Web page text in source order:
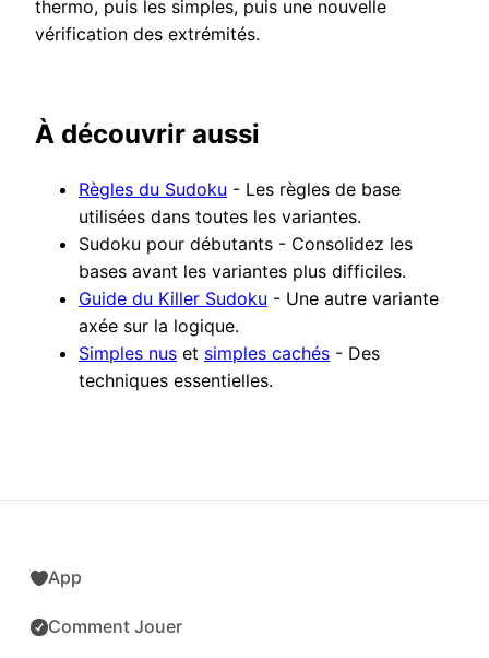
thermo, puis les simples, puis une nouvelle
vérification des extrémités.
À découvrir aussi
Règles du Sudoku - Les règles de base
utilisées dans toutes les variantes.
Sudoku pour débutants - Consolidez les
bases avant les variantes plus difficiles.
Guide du Killer Sudoku - Une autre variante
axée sur la logique.
Simples nus et simples cachés - Des
techniques essentielles.
App
Comment Jouer